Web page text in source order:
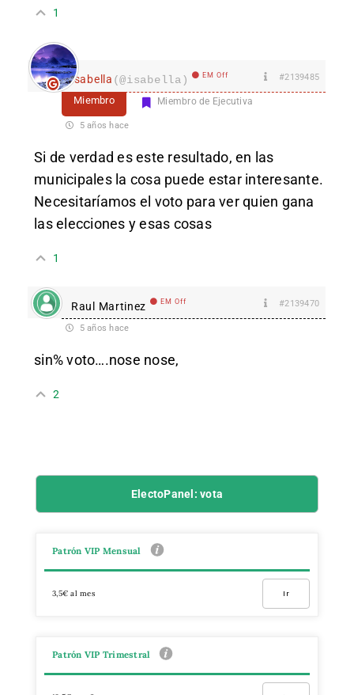
1
isabella (@isabella) EM Off #2139485
Miembro Miembro de Ejecutiva
5 años hace
Si de verdad es este resultado, en las
municipales la cosa puede estar interesante.
Necesitaríamos el voto para ver quien gana
las elecciones y esas cosas
1
Raul Martinez EM Off #2139470
5 años hace
sin% voto….nose nose,
2
ElectoPanel: vota
Patrón VIP Mensual
3,5€ al mes Ir
Patrón VIP Trimestral